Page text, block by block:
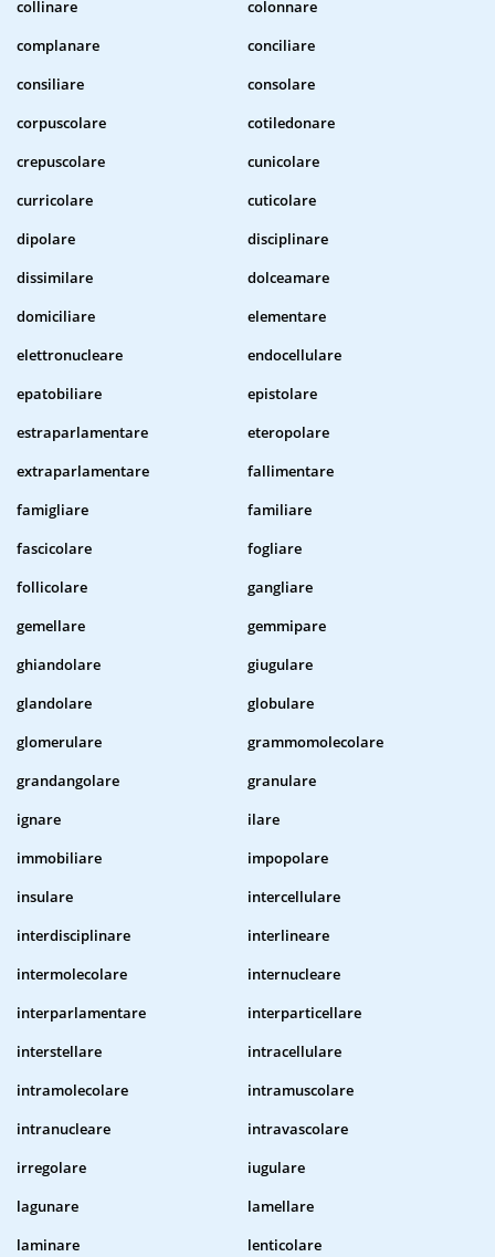
collinare
colonnare
complanare
conciliare
consiliare
consolare
corpuscolare
cotiledonare
crepuscolare
cunicolare
curricolare
cuticolare
dipolare
disciplinare
dissimilare
dolceamare
domiciliare
elementare
elettronucleare
endocellulare
epatobiliare
epistolare
estraparlamentare
eteropolare
extraparlamentare
fallimentare
famigliare
familiare
fascicolare
fogliare
follicolare
gangliare
gemellare
gemmipare
ghiandolare
giugulare
glandolare
globulare
glomerulare
grammomolecolare
grandangolare
granulare
ignare
ilare
immobiliare
impopolare
insulare
intercellulare
interdisciplinare
interlineare
intermolecolare
internucleare
interparlamentare
interparticellare
interstellare
intracellulare
intramolecolare
intramuscolare
intranucleare
intravascolare
irregolare
iugulare
lagunare
lamellare
laminare
lenticolare